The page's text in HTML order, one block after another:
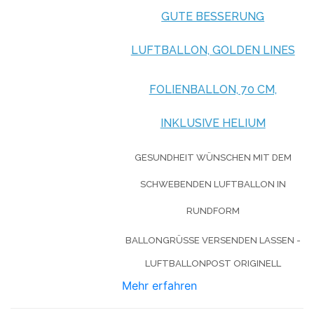
GUTE BESSERUNG
LUFTBALLON, GOLDEN LINES
FOLIENBALLON, 70 CM,
INKLUSIVE HELIUM
GESUNDHEIT WÜNSCHEN MIT DEM
SCHWEBENDEN LUFTBALLON IN
RUNDFORM
BALLONGRÜSSE VERSENDEN LASSEN - L
UFTBALLONPOST ORIGINELL
Mehr erfahren